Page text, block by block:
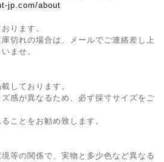
jp.com/about
ります。
切れの場合は、メールでご連絡差し上
ませ。
しております。
感が異なるため、必ず採寸サイズをご
ことをお勧め致します。
等の関係で、実物と多少色など異なる